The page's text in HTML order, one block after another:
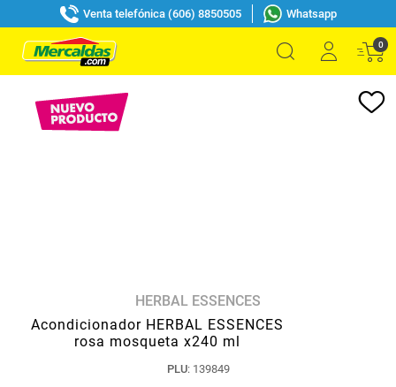
Venta telefónica (606) 8850505 Whatsapp
0
HERBAL ESSENCES
Acondicionador HERBAL ESSENCES
rosa mosqueta x240 ml
PLU: 139849